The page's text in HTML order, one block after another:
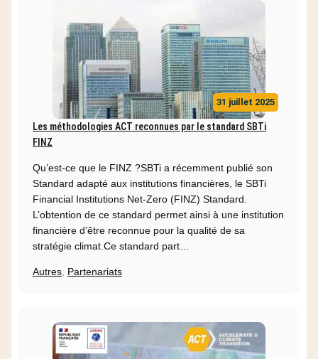
31 juillet 2025
Les méthodologies ACT reconnues par le standard SBTi
FINZ
Qu’est-ce que le FINZ ?SBTi a récemment publié son
Standard adapté aux institutions financières, le SBTi
Financial Institutions Net-Zero (FINZ) Standard.
L’obtention de ce standard permet ainsi à une institution
financière d’être reconnue pour la qualité de sa
stratégie climat.Ce standard part…
Autres Partenariats